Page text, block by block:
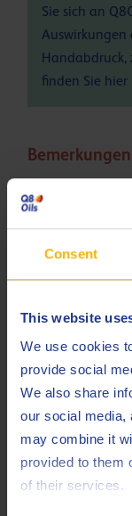
Consent
This website
We use cookies
provide social
We also share
our social media,
may combine it
provided to them
of their services.
Sie sich an
Auswirkungen
finden Sie hier
Bemerkungen
Beratung und
spezifischen
Q8 Brunel XF
Sicherheitsprofil.
Bor, Borsäure,
entspricht der
gewährleistet
Bedieners. Auch
Anwendung